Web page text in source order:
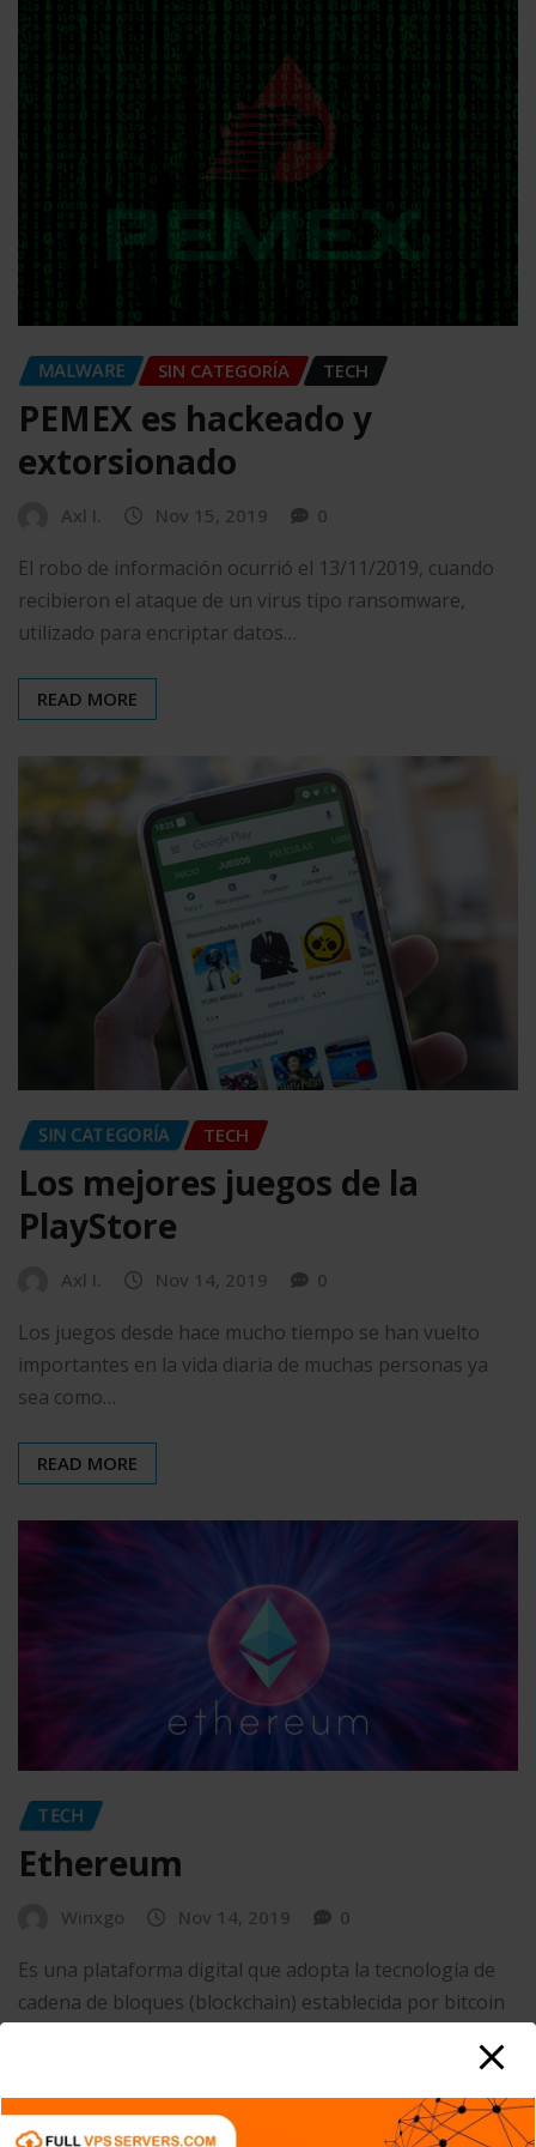
MALWARE SIN CATEGORÍA TECH
PEMEX es hackeado y
extorsionado
Axl I. Nov 15, 2019 0
El robo de información ocurrió el 13/11/2019, cuando
recibieron el ataque de un virus tipo ransomware,
utilizado para encriptar datos…
READ MORE
SIN CATEGORÍA TECH
Los mejores juegos de la
PlayStore
Axl I. Nov 14, 2019 0
Los juegos desde hace mucho tiempo se han vuelto
importantes en la vida diaria de muchas personas ya
sea como…
READ MORE
TECH
Ethereum
Winxgo Nov 14, 2019 0
Es una plataforma digital que adopta la tecnología de
cadena de bloques (blockchain) establecida por bitcoin
READ MORE